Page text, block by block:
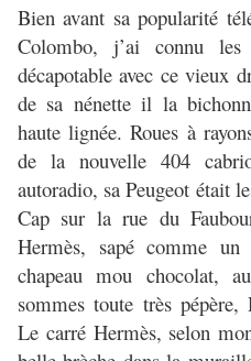
Bien avant sa popularité
Colombo, j’ai connu
décapotable avec ce vieux
de sa nénette il la
haute lignée. Roues à
de la nouvelle 404
autoradio, sa Peugeot était
Cap sur la rue du
Hermès, sapé comme
chapeau mou chocolat,
sommes toute très
Le carré Hermès, selon